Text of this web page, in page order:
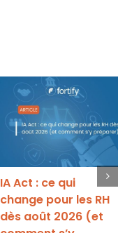
IA Act : ce qui
change pour les RH
dès août 2026 (et